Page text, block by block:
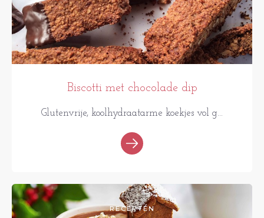
Biscotti met chocolade dip
Glutenvrije, koolhydraatarme koekjes vol g...
RECEPTEN